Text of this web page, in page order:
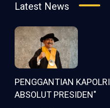
Latest News
PENGGANTIAN KAPOLRI "KOMPETENSI
ABSOLUT PRESIDEN"